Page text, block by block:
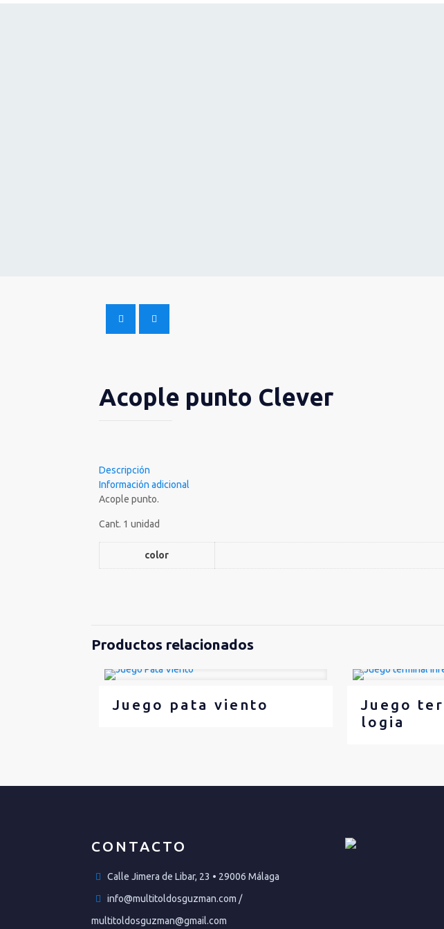
Acople punto Clever
Descripción
Información adicional
Acople punto.
Cant. 1 unidad
color
Productos relacionados
Juego pata viento
Juego
logia
CONTACTO
Calle Jimera de Libar, 23 • 29006 Málaga
info@multitoldosguzman.com /
multitoldosguzman@gmail.com